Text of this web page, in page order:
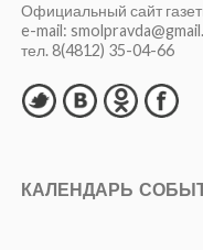
Официальный сайт
e-mail:
тел. 8(4812) 35-04-66
КАЛЕНДАРЬ